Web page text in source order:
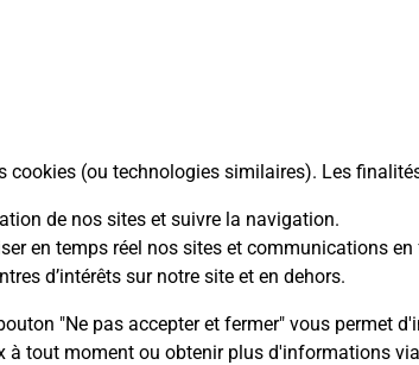
cookies (ou technologies similaires). Les
de nos sites et suivre la navigation.
en temps réel nos sites et communications
d’intérêts sur notre site et en dehors.
"Ne pas accepter et fermer" vous permet
à tout moment ou obtenir plus d'informations via
notre offre de téléphones mobiles
plus